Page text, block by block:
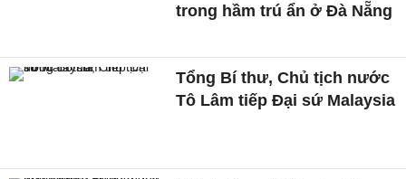
trong hầm trú ẩn ở Đà Nẵng
Tổng Bí thư, Chủ tịch nước
Tô Lâm tiếp Đại sứ Malaysia